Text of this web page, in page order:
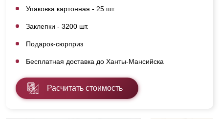
Упаковка картонная - 25 шт.
Заклепки - 3200 шт.
Подарок-сюрприз
Бесплатная доставка до Ханты-Мансийска
Расчитать стоимость